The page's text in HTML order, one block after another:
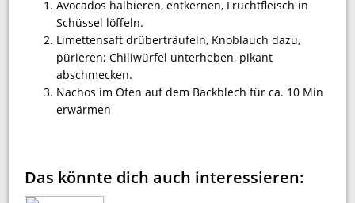
Avocados halbieren, entkernen, Fruchtfleisch in
Schüssel löffeln.
Limettensaft drüberträufeln, Knoblauch dazu,
pürieren; Chiliwürfel unterheben, pikant
abschmecken.
Nachos im Ofen auf dem Backblech für ca. 10 Min
erwärmen
Das könnte dich auch interessieren: